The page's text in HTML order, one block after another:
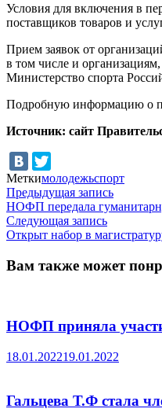
Условия для включения в
поставщиков товаров и
Прием заявок от
в том числе и
Министерство спорта
Подробную информацию о
Источник: сайт
Меткимолодежьспорт
Навигация
по
записям
Предыдущая запись
запись:
НОФП передала
Следующая записьСледующая
запись:
Открыт набор в
Вам также может
НОФП приняла
18.01.202219.01.2022
Гальцева Т.Ф стала